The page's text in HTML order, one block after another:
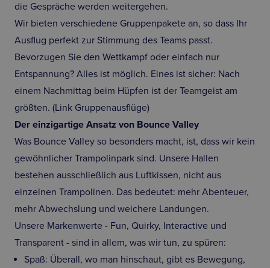
die Gespräche werden weitergehen.
Wir bieten verschiedene Gruppenpakete an, so dass Ihr
Ausflug perfekt zur Stimmung des Teams passt.
Bevorzugen Sie den Wettkampf oder einfach nur
Entspannung? Alles ist möglich. Eines ist sicher: Nach
einem Nachmittag beim Hüpfen ist der Teamgeist am
größten. (Link Gruppenausflüge)
Der einzigartige Ansatz von Bounce Valley
Was Bounce Valley so besonders macht, ist, dass wir kein
gewöhnlicher Trampolinpark sind. Unsere Hallen
bestehen ausschließlich aus Luftkissen, nicht aus
einzelnen Trampolinen. Das bedeutet: mehr Abenteuer,
mehr Abwechslung und weichere Landungen.
Unsere Markenwerte - Fun, Quirky, Interactive und
Transparent - sind in allem, was wir tun, zu spüren:
Spaß: Überall, wo man hinschaut, gibt es Bewegung,